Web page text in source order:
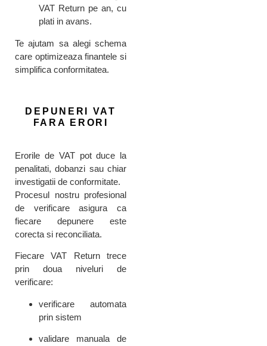
VAT Return pe an, cu
plati in avans.
Te ajutam sa alegi schema
care optimizeaza finantele si
simplifica conformitatea.
DEPUNERI VAT
FARA ERORI
Erorile de VAT pot duce la
penalitati, dobanzi sau chiar
investigatii de conformitate.
Procesul nostru profesional
de verificare asigura ca
fiecare depunere este
corecta si reconciliata.
Fiecare VAT Return trece
prin doua niveluri de
verificare:
verificare automata
prin sistem
validare manuala de